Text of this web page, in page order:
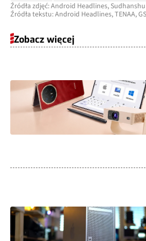
Źródła zdjęć: Android Headlines,
Źródła tekstu: Android Headlines, TENAA,
Zobacz więcej